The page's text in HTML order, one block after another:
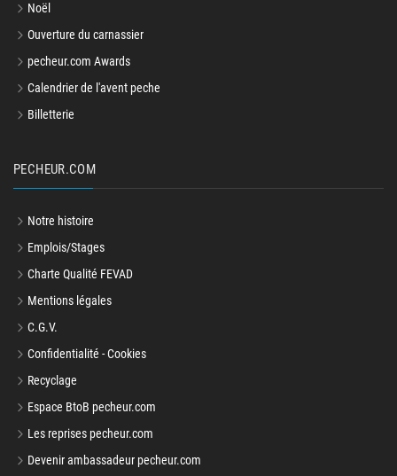
Noël
Ouverture du carnassier
pecheur.com Awards
Calendrier de l'avent peche
Billetterie
PECHEUR.COM
Notre histoire
Emplois/Stages
Charte Qualité FEVAD
Mentions légales
C.G.V.
Confidentialité - Cookies
Recyclage
Espace BtoB pecheur.com
Les reprises pecheur.com
Devenir ambassadeur pecheur.com